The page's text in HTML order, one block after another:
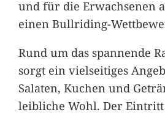
und für die Erwachsenen
einen Bullriding-
Rund um das spannende
sorgt ein vielseitiges
Salaten, Kuchen und
leibliche Wohl. Der